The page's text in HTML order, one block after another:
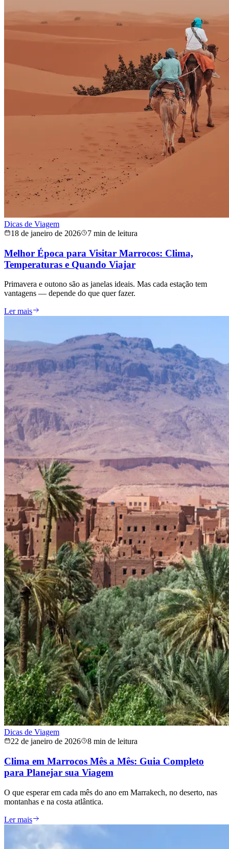
Dicas de Viagem
18 de janeiro de 2026
7 min de leitura
Melhor Época para Visitar Marrocos: Clima,
Temperaturas e Quando Viajar
Primavera e outono são as janelas ideais. Mas cada estação tem
vantagens — depende do que quer fazer.
Ler mais
Dicas de Viagem
22 de janeiro de 2026
8 min de leitura
Clima em Marrocos Mês a Mês: Guia Completo
para Planejar sua Viagem
O que esperar em cada mês do ano em Marrakech, no deserto, nas
montanhas e na costa atlântica.
Ler mais